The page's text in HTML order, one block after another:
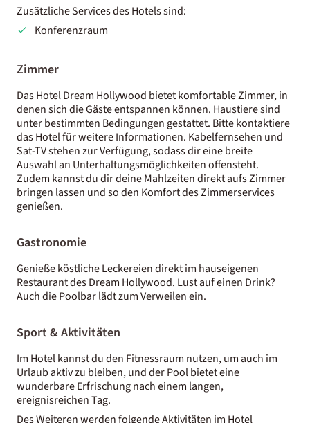
Zusätzliche Services des Hotels sind:
Konferenzraum
Zimmer
Das Hotel Dream Hollywood bietet komfortable Zimmer, in
denen sich die Gäste entspannen können. Haustiere sind
unter bestimmten Bedingungen gestattet. Bitte kontaktiere
das Hotel für weitere Informationen. Kabelfernsehen und
Sat-TV stehen zur Verfügung, sodass dir eine breite
Auswahl an Unterhaltungsmöglichkeiten offensteht.
Zudem kannst du dir deine Mahlzeiten direkt aufs Zimmer
bringen lassen und so den Komfort des Zimmerservices
genießen.
Gastronomie
Genieße köstliche Leckereien direkt im hauseigenen
Restaurant des Dream Hollywood. Lust auf einen Drink?
Auch die Poolbar lädt zum Verweilen ein.
Sport & Aktivitäten
Im Hotel kannst du den Fitnessraum nutzen, um auch im
Urlaub aktiv zu bleiben, und der Pool bietet eine
wunderbare Erfrischung nach einem langen,
ereignisreichen Tag.
Des Weiteren werden folgende Aktivitäten im Hotel